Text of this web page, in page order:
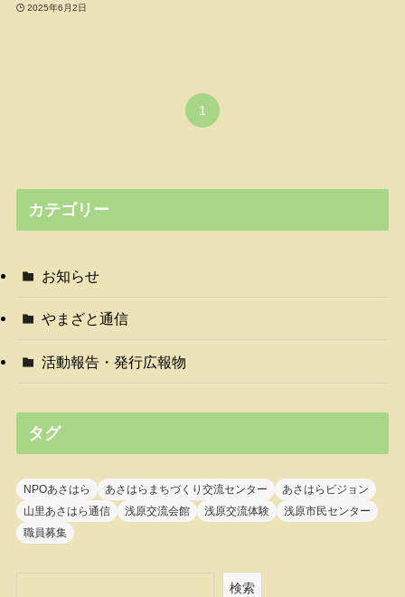
2025年6月2日
1
カテゴリー
お知らせ
やまざと通信
活動報告・発行広報物
タグ
NPOあさはら あさはらまちづくり交流センター
あさはらビジョン
山里あさはら通信
浅原交流会館 浅原交流体験
浅原市民センター
職員募集
検索